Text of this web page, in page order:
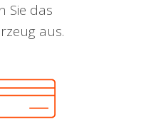
Sie das
aus.